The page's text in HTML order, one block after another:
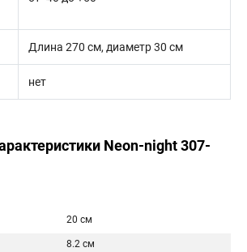
Длина 270 см, диаметр 30 см
нет
Neon-night 307-
20 см
8.2 см